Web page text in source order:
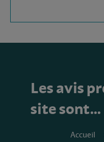
Les avis
site sont…
Accueil